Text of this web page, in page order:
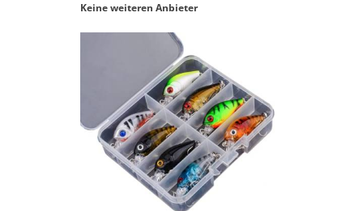
Keine weiteren Anbieter